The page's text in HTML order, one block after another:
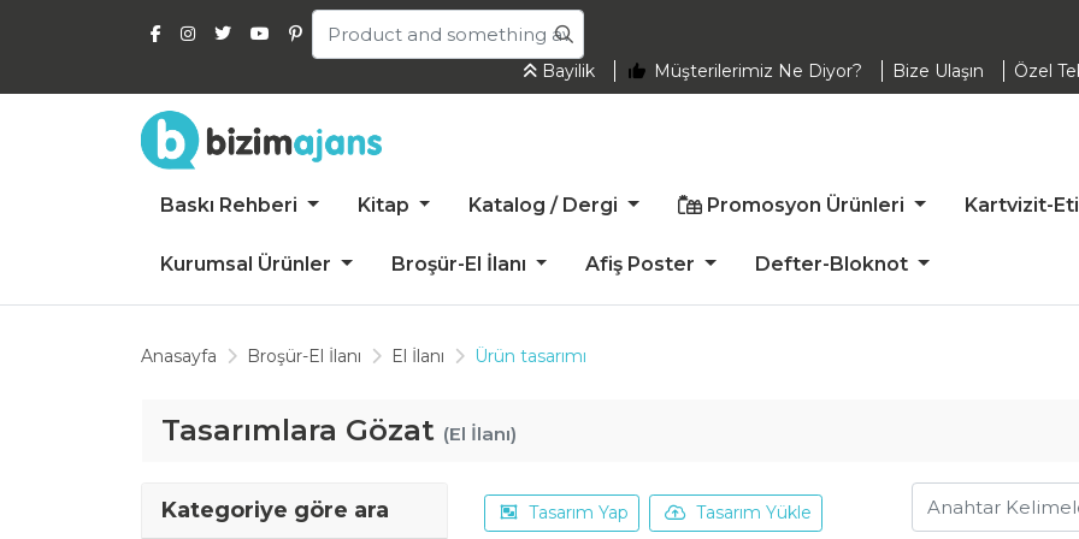
Bayilik
Bayilik Müşterilerimiz Ne Diyor? Bize Ulaşın Özel
Baskı Rehberi Kitap Katalog / Dergi Promosyon Ürünleri
Promosyon Ürünleri Kartvizit-
Kurumsal Ürünler Broşür-El İlanı Afiş Poster Defter-Bloknot
Anasayfa Broşür-El İlanı El İlanı Ürün tasarımı
Tasarımlara Gözat (El İlanı)
Kategoriye göre ara Tasarım Yap Tasarım Yükle